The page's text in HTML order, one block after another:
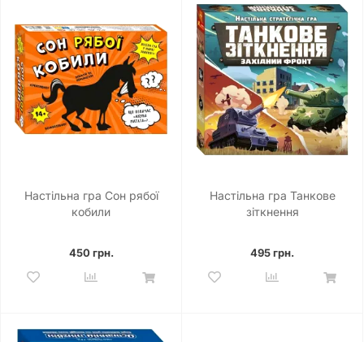
Настільна гра Сон рябої
кобили
450 грн.
Настільна гра Танкове
зіткнення
495 грн.